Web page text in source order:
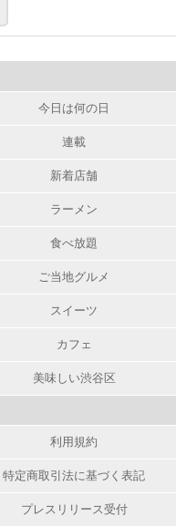
今日は何の日
連載
新着店舗
ラーメン
食べ放題
ご当地グルメ
スイーツ
カフェ
美味しい渋谷区
利用規約
特定商取引法に基づく表記
プレスリリース受付